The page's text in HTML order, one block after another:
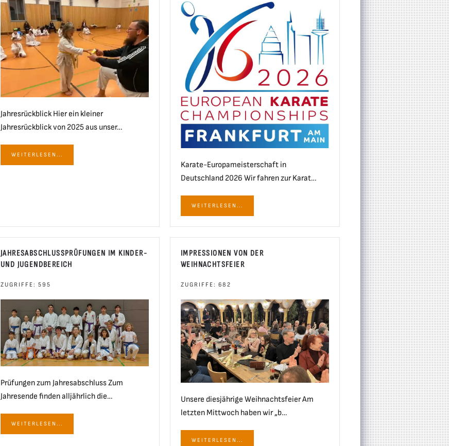
Jahresrückblick Hier ein kleiner
Jahresrückblick von 2025 aus unser…
WEITERLESEN...
Karate-Europameisterschaft in
Deutschland 2026 Wir fahren zur Karat…
WEITERLESEN...
JAHRESABSCHLUSSPRÜFUNGEN IM KINDER- U
ND JUGENDBEREICH
ZUGRIFFE: 595
Prüfungen zum Jahresabschluss Zum
Jahresende finden alljährlich die…
WEITERLESEN...
IMPRESSIONEN VON DER
WEIHNACHTSFEIER
ZUGRIFFE: 682
Unsere diesjährige Weihnachtsfeier Am
letzten Mittwoch haben wir „b…
WEITERLESEN...